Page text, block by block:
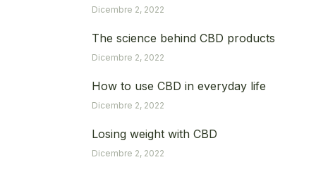
Dicembre 2, 2022
The science behind CBD products
Dicembre 2, 2022
How to use CBD in everyday life
Dicembre 2, 2022
Losing weight with CBD
Dicembre 2, 2022